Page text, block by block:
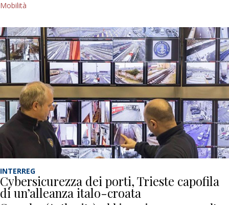
Mobilità
INTERREG
Cybersicurezza dei porti, Trieste capofila
di un’alleanza italo-croata